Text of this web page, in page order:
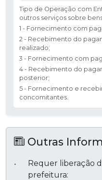
Tipo de Operação com
outros serviços sobre
1 - Fornecimento com
2 - Recebimento do
realizado;
3 - Fornecimento com
4 - Recebimento do
posterior;
5 - Fornecimento e
concomitantes.
Outras
Requer liberação
prefeitura: